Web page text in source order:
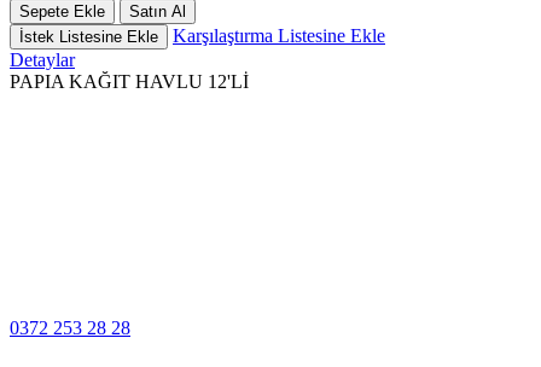
Sepete Ekle
Satın Al
İstek Listesine Ekle
Karşılaştırma Listesine Ekle
Detaylar
PAPIA KAĞIT HAVLU 12'Lİ
0372 253 28 28